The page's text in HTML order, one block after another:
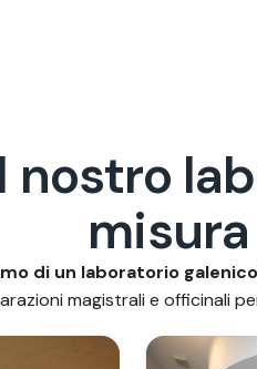
l nostro lab
misura
di un laboratorio
magistrali e officinali